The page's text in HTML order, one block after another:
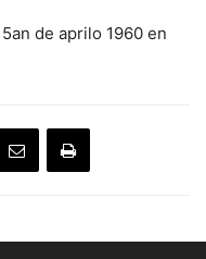
de aprilo 1960 en